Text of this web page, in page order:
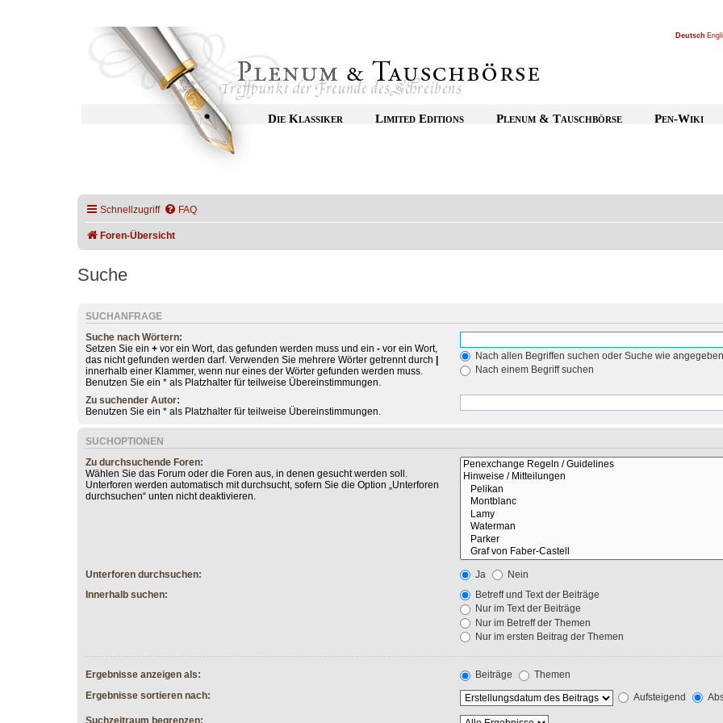
Deutsch
Die Klassiker Limited Editions Plenum & Tauschbörse Pen-Wiki
Schnellzugriff FAQ
Foren-Übersicht
Suche
SUCHANFRAGE
Suche nach Wörtern:
Setzen Sie ein + vor ein Wort, das gefunden werden muss und ein - vor ein Wort,
das nicht gefunden werden darf. Verwenden Sie mehrere Wörter getrennt durch
innerhalb einer Klammer, wenn nur eines der Wörter gefunden werden muss.
Benutzen Sie ein * als Platzhalter für teilweise Übereinstimmungen.
Nach allen Begriffen suchen oder Suche wie
Nach einem Begriff suchen
Zu suchender Autor:
Benutzen Sie ein * als Platzhalter für teilweise Übereinstimmungen.
SUCHOPTIONEN
Zu durchsuchende Foren:
Wählen Sie das Forum oder die Foren aus, in denen gesucht werden soll.
Unterforen werden automatisch mit durchsucht, sofern Sie die Option „Unterforen
durchsuchen“ unten nicht deaktivieren.
Unterforen durchsuchen: Ja
Nein
Innerhalb suchen:
Betreff und Text der Beiträge
Nur im Text der Beiträge
Nur im Betreff der Themen
Nur im ersten Beitrag der Themen
Ergebnisse anzeigen als: Beiträge
Themen
Ergebnisse sortieren nach:
Aufsteigend
Suchzeitraum begrenzen: